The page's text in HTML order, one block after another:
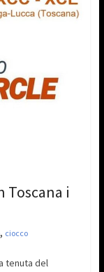
Toscana i
, ciocco
tenuta del